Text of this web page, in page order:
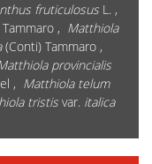
fruticulosus L. ,
Tammaro , Matthiola
(Conti) Tammaro ,
provincialis
, Matthiola telum
tristis var. italica